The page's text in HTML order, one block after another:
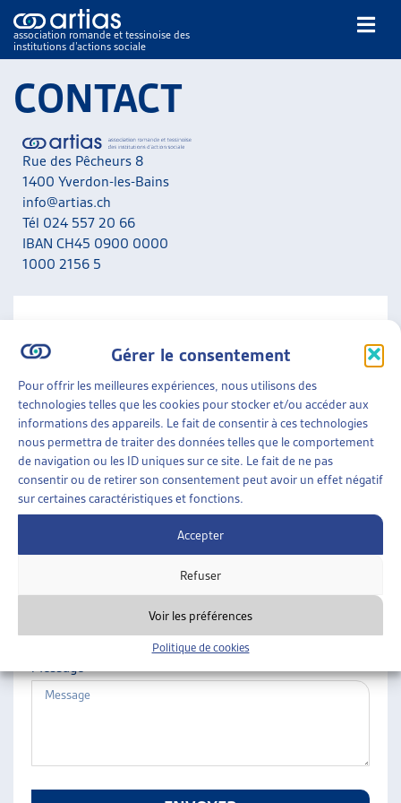
Gérer le consentement
Pour offrir les meilleures expériences, nous utilisons des
technologies telles que les cookies pour stocker et/ou accéder aux
informations des appareils. Le fait de consentir à ces technologies
nous permettra de traiter des données telles que le comportement
de navigation ou les ID uniques sur ce site. Le fait de ne pas
consentir ou de retirer son consentement peut avoir un effet négatif
sur certaines caractéristiques et fonctions.
Accepter
Refuser
Voir les préférences
Politique de cookies
association romande et tessinoise des
institutions d’actions sociale
NOS PUBLICATIONS
ARTICLES
DOSSIERS DU MOIS
THÉMATIQUES
GUIDE SOCIAL ROMAND
AUTRES
ARTIAS
L’ASSOCIATION
PROJETS ET ACTIVITÉS
JOURNÉES D’AUTOMNE
CONTACT
Rue des Pêcheurs 8
1400 Yverdon-les-Bains
info@artias.ch
Tél 024 557 20 66
IBAN CH45 0900 0000
1000 2156 5
A noter que nous ne répondons pas aux messages liés
aux situations personnelles. Adressez-vous en priorité
aux services concernés de votre canton.
Nom